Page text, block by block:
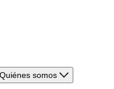
Quiénes somos